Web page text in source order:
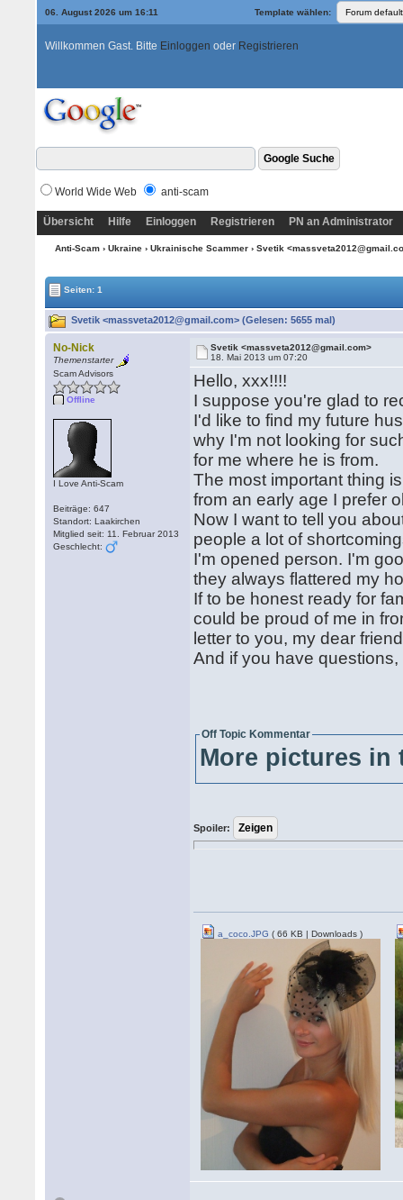
06. August 2026 um 16:11 Template wählen:
Willkommen Gast. Bitte Einloggen oder Registrieren
World Wide Web anti-scam
Übersicht Hilfe Einloggen Registrieren PN an Administrator
Anti-Scam› Ukraine› Ukrainische Scammer› Svetik
Seiten: 1
Svetik <massveta2012@gmail.com> (Gelesen: 5655 mal)
No-Nick
Themenstarter
Scam Advisors
Offline
I Love Anti-Scam
Beiträge: 647
Standort: Laakirchen
Mitglied seit: 11. Februar 2013
Geschlecht:
Svetik <massveta2012@gmail.com>
18. Mai 2013 um 07:20
Hello, xxx!!!!
I suppose you're glad to
I'd like to find my future
why I'm not looking for
for me where he is from.
The most important thing
from an early age I prefer
Now I want to tell you
people a lot of
I'm opened person. I'm
they always flattered my
If to be honest ready for
could be proud of me in
letter to you, my dear
And if you have
Off Topic Kommentar
More pictures in
Spoiler:
a_coco.JPG ( 66 KB | Downloads )